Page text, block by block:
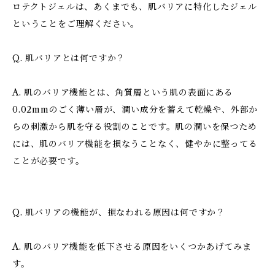
ロテクトジェルは、あくまでも、肌バリアに特化したジェル
ということをご理解ください。
Q. 肌バリアとは何ですか？
A. 肌のバリア機能とは、角質層という肌の表面にある
0.02mmのごく薄い層が、潤い成分を蓄えて乾燥や、外部か
らの刺激から肌を守る役割のことです。肌の潤いを保つため
には、肌のバリア機能を損なうことなく、健やかに整ってる
ことが必要です。
Q. 肌バリアの機能が、損なわれる原因は何ですか？
A. 肌のバリア機能を低下させる原因をいくつかあげてみま
す。